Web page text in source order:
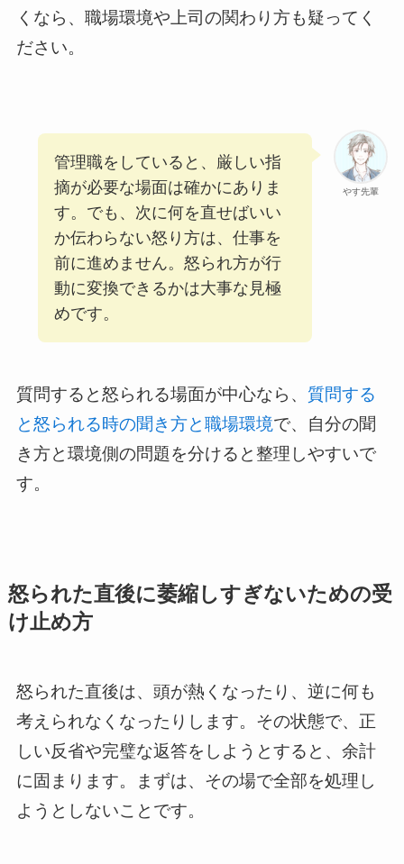
くなら、職場環境や上司の関わり方も疑ってく
ださい。
やす先輩
管理職をしていると、厳しい指
摘が必要な場面は確かにありま
す。でも、次に何を直せばいい
か伝わらない怒り方は、仕事を
前に進めません。怒られ方が行
動に変換できるかは大事な見極
めです。
質問すると怒られる場面が中心なら、 質問する
と怒られる時の聞き方と職場環境で、自分の聞
き方と環境側の問題を分けると整理しやすいで
す。
怒られた直後に萎縮しすぎないための受
け止め方
怒られた直後は、頭が熱くなったり、逆に何も
考えられなくなったりします。その状態で、正
しい反省や完璧な返答をしようとすると、余計
に固まります。まずは、その場で全部を処理し
ようとしないことです。